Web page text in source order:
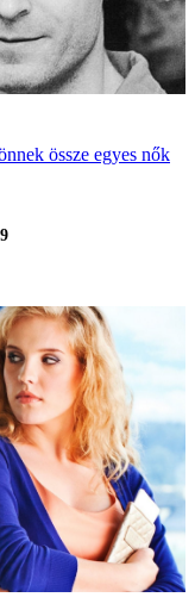
össze egyes nők